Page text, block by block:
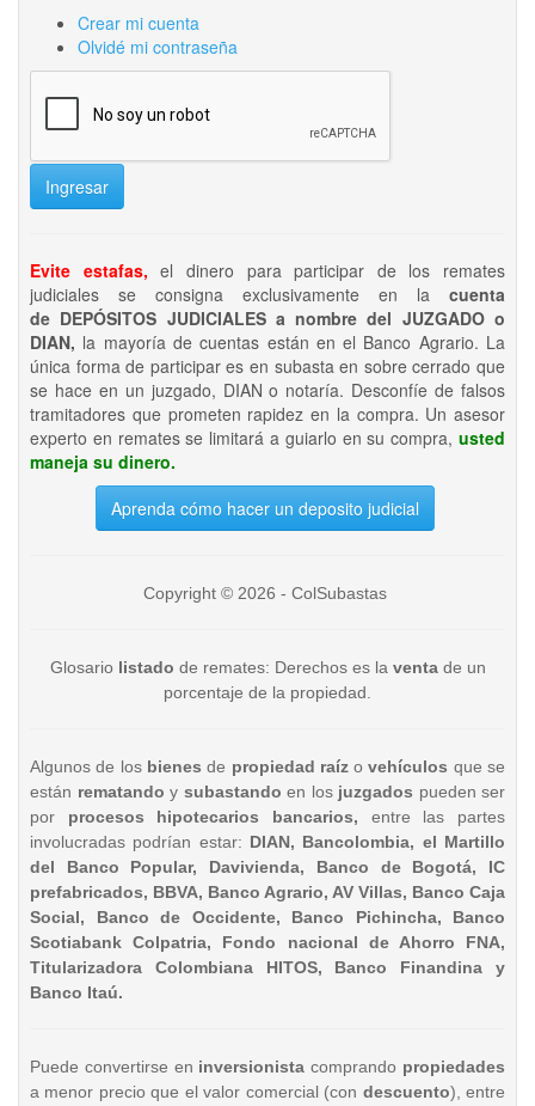
Crear mi cuenta
Olvidé mi contraseña
Ingresar
Evite estafas, el dinero para participar de los remates
judiciales se consigna exclusivamente en la cuenta
de DEPÓSITOS JUDICIALES a nombre del JUZGADO o
DIAN, la mayoría de cuentas están en el Banco Agrario. La
única forma de participar es en subasta en sobre cerrado que
se hace en un juzgado, DIAN o notaría. Desconfíe de falsos
tramitadores que prometen rapidez en la compra. Un asesor
experto en remates se limitará a guiarlo en su compra, usted
maneja su dinero.
Aprenda cómo hacer un deposito judicial
Copyright © 2026 - ColSubastas
Glosario listado de remates: Derechos es la ventade un
porcentaje de la propiedad.
Algunos de los bienesde propiedad raízo vehículos que se
están rematando y subastando en los juzgados pueden ser
por procesos hipotecarios bancarios, entre las partes
involucradas podrían estar: DIAN, Bancolombia, el Martillo
del Banco Popular, Davivienda, Banco de Bogotá, IC
prefabricados, BBVA, Banco Agrario, AV Villas, Banco Caja
Social, Banco de Occidente, Banco Pichincha, Banco
Scotiabank Colpatria, Fondo nacional de Ahorro FNA,
Titularizadora Colombiana HITOS, Banco Finandina y
Banco Itaú.
Puede convertirse en inversionista comprando propiedades
a menor precio que el valor comercial (con descuento), entre